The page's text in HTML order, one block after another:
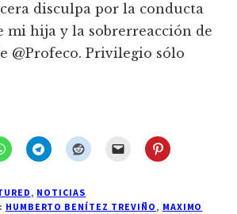
disculpa por la conducta
mi hija y la sobrerreacción de
@Profeco. Privilegio sólo
, NOTICIAS
HUMBERTO BENÍTEZ TREVIÑO, MAXIMO